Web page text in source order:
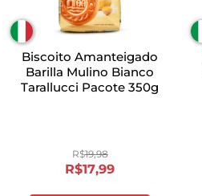
Biscoito Amanteigado
Barilla Mulino Bianco
Tarallucci Pacote 350g
R$19,98
R$17,99